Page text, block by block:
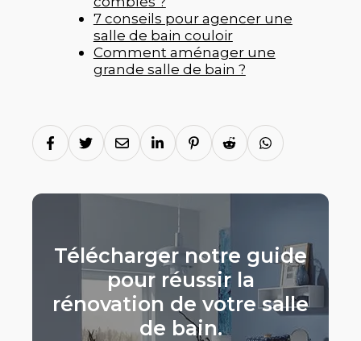
7 conseils pour agencer une
salle de bain couloir
Comment aménager une
grande salle de bain ?
Télécharger notre guide
pour réussir la
rénovation de votre salle
de bain.